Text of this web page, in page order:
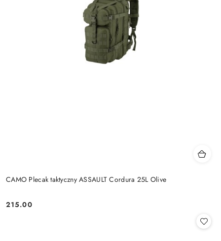
CAMO Plecak taktyczny ASSAULT Cordura 25L Olive
Cena:
215.00